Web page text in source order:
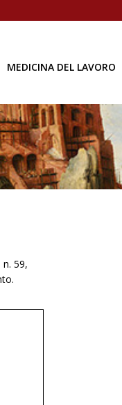
MEDICINA DEL LAVORO
59,